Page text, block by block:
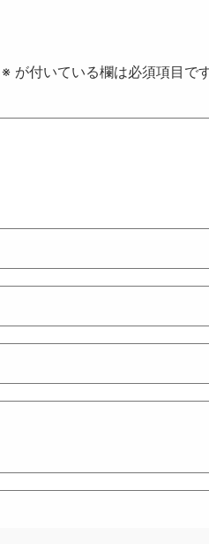
※ が付いている欄は必須項目で